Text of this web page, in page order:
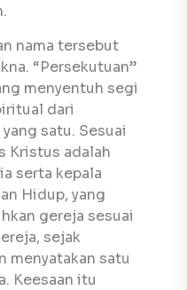
nama tersebut
“Persekutuan”
menyentuh segi
dari
satu. Sesuai
Kristus adalah
serta kepala
Hidup, yang
gereja sesuai
sejak
menyatakan satu
Keesaan itu